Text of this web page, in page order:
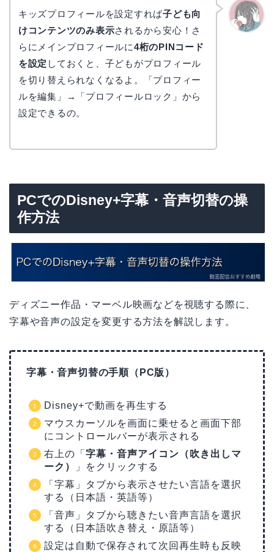
キッズプロフィールを設定すれば子ども向
けコンテンツのみ表示されるから安心！さ
らにメインプロフィールに4桁のPINコード
を設定 しておくと、子どもがプロフィール
を切り替えられなくなるよ。「プロフィー
ルを編集」→「プロフィールロック」から
設定できるの。
PCでのDisney+字幕・音声切替の操
作方法
ディズニー作品・マーベル映画などを視聴する際に、
字幕や音声の設定を変更する方法を解説します。
字幕・音声切替の手順（PC版）
Disney+で動画を再生する
マウスカーソルを画面に乗せると画面下部
にコントロールバーが表示される
右上の「 字幕・音声アイコン（吹き出しマ
ーク）
」をクリックする
「字幕」タブから表示させたい言語を選択
する（日本語・英語等）
「音声」タブから聴きたい音声言語を選択
する（日本語吹き替え・原語等）
設定は自動で保存されて次回再生時も反映